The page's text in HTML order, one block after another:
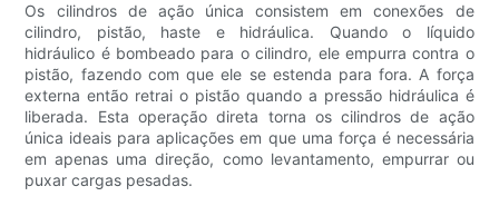
Os cilindros de ação única consistem em conexões de
cilindro, pistão, haste e hidráulica. Quando o líquido
hidráulico é bombeado para o cilindro, ele empurra contra o
pistão, fazendo com que ele se estenda para fora. A força
externa então retrai o pistão quando a pressão hidráulica é
liberada. Esta operação direta torna os cilindros de ação
única ideais para aplicações em que uma força é necessária
em apenas uma direção, como levantamento, empurrar ou
puxar cargas pesadas.